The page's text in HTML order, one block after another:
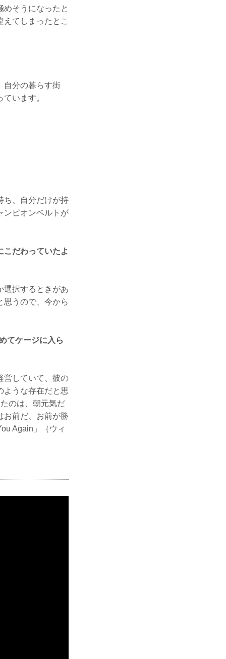
そうになったと
えてしまったとこ
自分の暮らす街
います。
ち、自分だけが持
ンピオンベルトが
こだわっていたよ
選択するときがあ
思うので、今から
てケージに入ら
営していて、彼の
ような存在だと思
のは、朝元気だ
お前だ、お前が勝
Again」（ウィ